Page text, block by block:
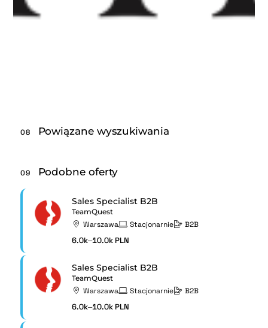
08 Powiązane wyszukiwania
09 Podobne oferty
Sales Specialist B2B
TeamQuest
Warszawa Stacjonarnie B2B
6.0k–10.0k PLN
Sales Specialist B2B
TeamQuest
Warszawa Stacjonarnie B2B
6.0k–10.0k PLN